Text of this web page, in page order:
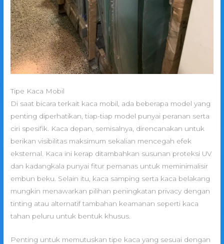
Tipe Kaca Mobil
Di saat bicara terkait kaca mobil, ada beberapa model yang
penting diperhatikan, tiap-tiap model punyai peranan serta
ciri spesifik. Kaca depan, semisalnya, direncanakan untuk
berikan visibilitas maksimum sekalian mencegah efek
eksternal. Kaca ini kerap ditambahkan susunan proteksi UV
dan kadangkala punyai fitur pemanas untuk meminimalisir
embun beku. Selain itu, kaca samping serta kaca belakang
mungkin menawarkan pilihan peningkatan privacy dengan
tinting atau alternatif tambahan keamanan seperti kaca
tahan peluru untuk bentuk khusus.
Penting untuk memutuskan tipe kaca yang sesuai dengan